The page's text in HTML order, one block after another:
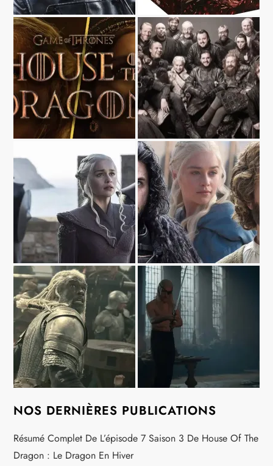
NOS DERNIÈRES PUBLICATIONS
Résumé Complet De L’épisode 7 Saison 3 De House Of The
Dragon : Le Dragon En Hiver